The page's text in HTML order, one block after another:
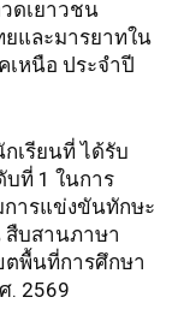
ดเยาวชน
และมารยาทใน
เหนือ ประจำปี
เรียนที่ ได้รับ
บที่ 1 ในการ
ารแข่งขันทักษะ
สืบสานภาษา
ตพื้นที่การศึกษา
. 2569